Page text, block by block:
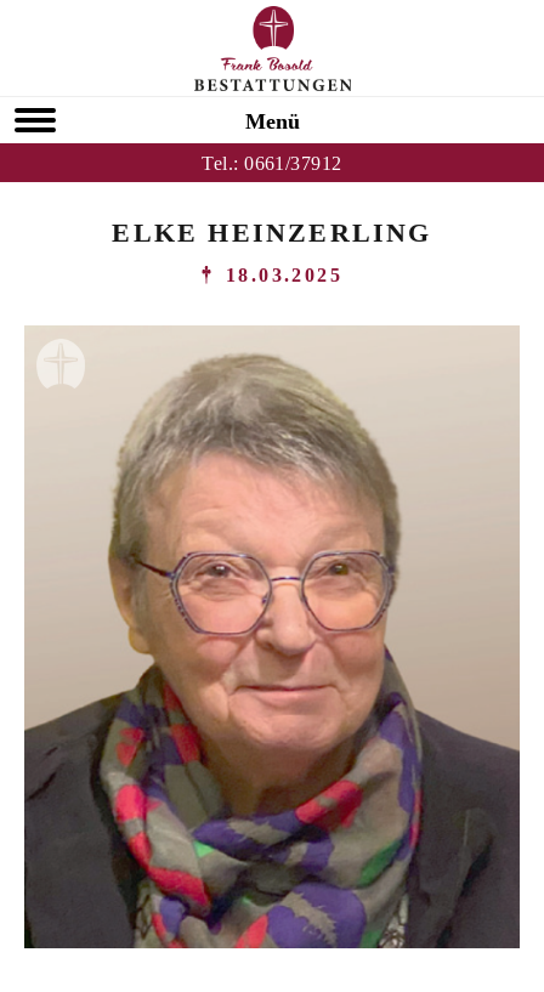
Menü
Tel.:0661/37912
ELKE HEINZERLING
18.03.2025